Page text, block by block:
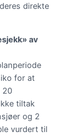
direkte
av
for at
20
tiltak
og 2
vurdert til